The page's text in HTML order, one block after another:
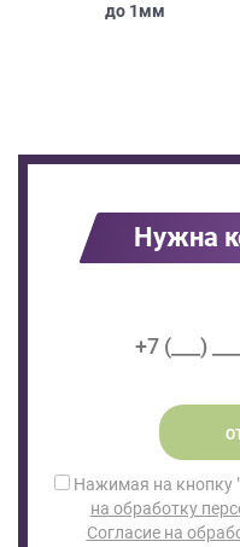
до 1мм
Нужна
Нажимая на кнопку
на обработку
Согласие на